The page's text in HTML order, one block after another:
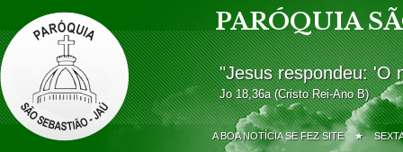
PARÓQUIA
"Jesus respondeu: 'O
Jo 18,36a (Cristo Rei-Ano B)
A BOA NOTÍCIA SE FEZ SITE ★